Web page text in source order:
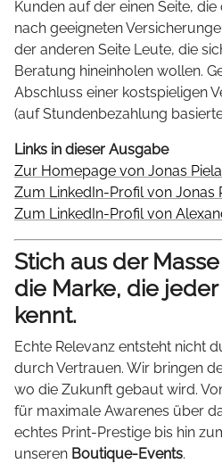
Kunden auf der einen Seite,
nach geeigneten
der anderen Seite Leute, die
Beratung hineinholen wollen.
Abschluss einer kostspieligen
(auf Stundenbezahlung
Links in dieser Ausgabe
Zur Homepage von Jonas Piela
Zum LinkedIn-Profil von Jonas
Zum LinkedIn-Profil von
Stich aus der
die Marke, die
kennt.
Echte Relevanz entsteht nicht
durch Vertrauen. Wir bringen
wo die Zukunft gebaut wird.
für maximale Awarenes über
echtes Print-Prestige bis hin
unseren Boutique-Events.